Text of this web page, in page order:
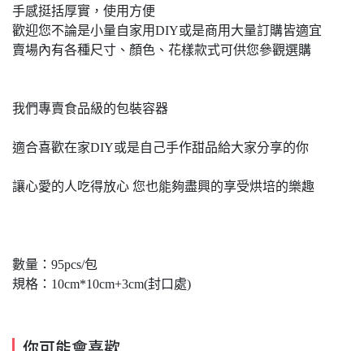
手感挺括厚實，使用方便
歡迎您不論是小量自家用DIY或是商用大量訂購皆適宜
賣場內有各種尺寸、顏色、花樣款式可供您參觀選購
我們專賣食品級的包裝容器
適合喜歡在家DIY或是自己手作甜品給大家分享的你
讓心愛的人吃得放心 您也能夠盡興的享受烘培的樂趣
數量：95pcs/包
規格：10cm*10cm+3cm(封口處)